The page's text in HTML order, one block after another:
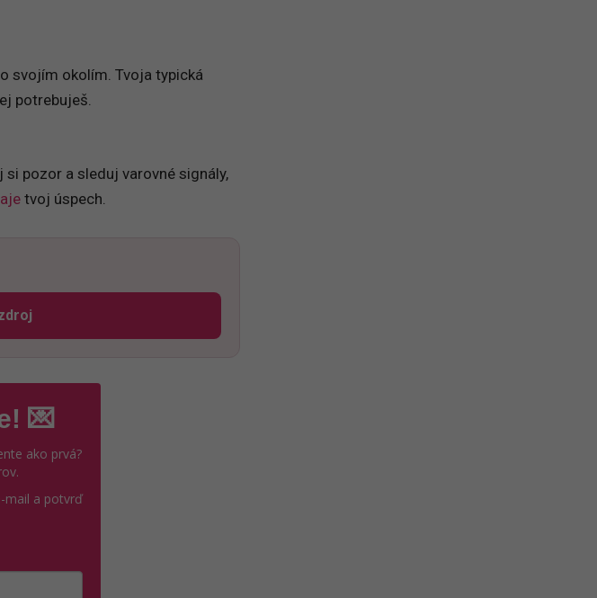
svojím okolím. Tvoja typická
potrebuješ.
pozor a sleduj varovné signály,
tvoj úspech.
sa otvorí v novom okne
💌
ako prvá?
mail a potvrď